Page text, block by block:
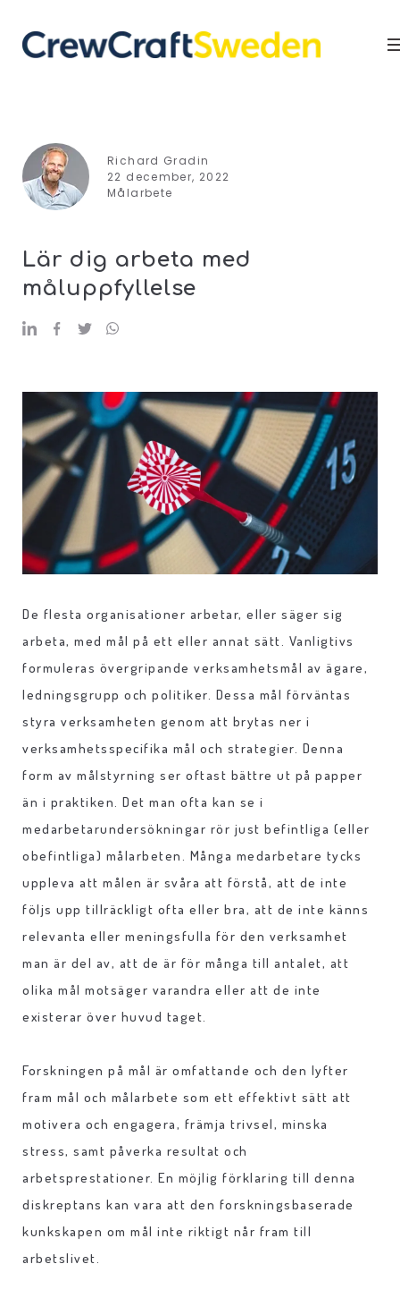
Richard Gradin
22 december, 2022
Målarbete
Lär dig arbeta med
måluppfyllelse
De flesta organisationer arbetar, eller säger sig
arbeta, med mål på ett eller annat sätt. Vanligtivs
formuleras övergripande verksamhetsmål av ägare,
ledningsgrupp och politiker. Dessa mål förväntas
styra verksamheten genom att brytas ner i
verksamhetsspecifika mål och strategier. Denna
form av målstyrning ser oftast bättre ut på papper
än i praktiken. Det man ofta kan se i
medarbetarundersökningar rör just befintliga (eller
obefintliga) målarbeten. Många medarbetare tycks
uppleva att målen är svåra att förstå, att de inte
följs upp tillräckligt ofta eller bra, att de inte känns
relevanta eller meningsfulla för den verksamhet
man är del av, att de är för många till antalet, att
olika mål motsäger varandra eller att de inte
existerar över huvud taget.
Forskningen på mål är omfattande och den lyfter
fram mål och målarbete som ett effektivt sätt att
motivera och engagera, främja trivsel, minska
stress, samt påverka resultat och
arbetsprestationer. En möjlig förklaring till denna
diskreptans kan vara att den forskningsbaserade
kunkskapen om mål inte riktigt når fram till
arbetslivet.